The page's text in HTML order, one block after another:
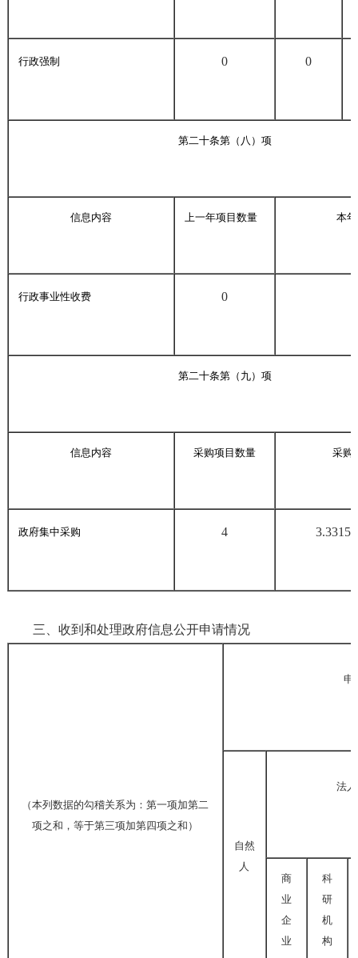
行政强制 0 0
第二十条第（八）项
信息内容 上一年项目数量 本
行政事业性收费 0
第二十条第（九）项
信息内容 采购项目数量 采购
政府集中采购 4 3.3315
三、收到和处理政府信息公开申请情况
（本列数据的勾稽关系为：第一项加第二
项之和，等于第三项加第四项之和）
申
自然
人
法
商
业
企
业
科
研
机
构